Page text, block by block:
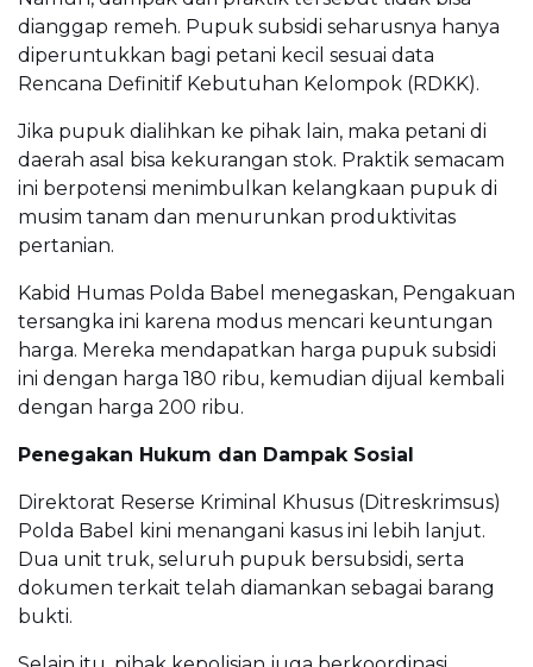
dianggap remeh. Pupuk subsidi seharusnya hanya
diperuntukkan bagi petani kecil sesuai data
Rencana Definitif Kebutuhan Kelompok (RDKK).
Jika pupuk dialihkan ke pihak lain, maka petani di
daerah asal bisa kekurangan stok. Praktik semacam
ini berpotensi menimbulkan kelangkaan pupuk di
musim tanam dan menurunkan produktivitas
pertanian.
Kabid Humas Polda Babel menegaskan, Pengakuan
tersangka ini karena modus mencari keuntungan
harga. Mereka mendapatkan harga pupuk subsidi
ini dengan harga 180 ribu, kemudian dijual kembali
dengan harga 200 ribu.
Penegakan Hukum dan Dampak Sosial
Direktorat Reserse Kriminal Khusus (Ditreskrimsus)
Polda Babel kini menangani kasus ini lebih lanjut.
Dua unit truk, seluruh pupuk bersubsidi, serta
dokumen terkait telah diamankan sebagai barang
bukti.